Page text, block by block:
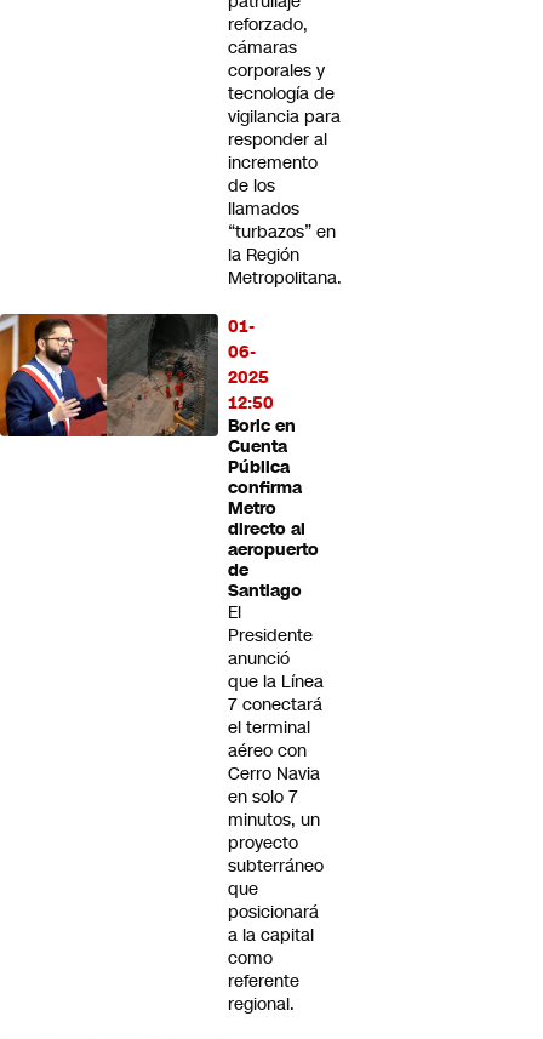
reforzado,
cámaras
corporales y
tecnología de
vigilancia para
responder al
incremento
de los
llamados
“turbazos” en
la Región
Metropolitana.
01-
06-
2025
12:50
Boric en
Cuenta
Pública
confirma
Metro
directo al
aeropuerto
de
Santiago
El
Presidente
anunció
que la Línea
7 conectará
el terminal
aéreo con
Cerro Navia
en solo 7
minutos, un
proyecto
subterráneo
que
posicionará
a la capital
como
referente
regional.